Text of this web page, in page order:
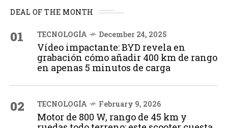
DEAL OF THE MONTH
01 TECNOLOGÍA December 24, 2025
Vídeo impactante: BYD revela en
grabación cómo añadir 400 km de rango
en apenas 5 minutos de carga
02 TECNOLOGÍA February 9, 2026
Motor de 800 W, rango de 45 km y